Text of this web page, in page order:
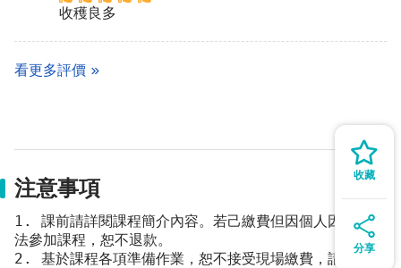
收藏
分享
收穫良多
看更多評價
注意事項
1. 課前請詳閱課程簡介內容。若己繳費但因個人因素而無
法參加課程，恕不退款。
2. 基於課程各項準備作業，恕不接受現場繳費，請先行繳